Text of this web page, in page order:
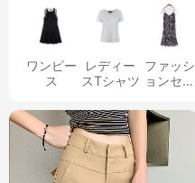
ワンピー
ス
レディー
スTシャツ
ファッシ
ョンセッ